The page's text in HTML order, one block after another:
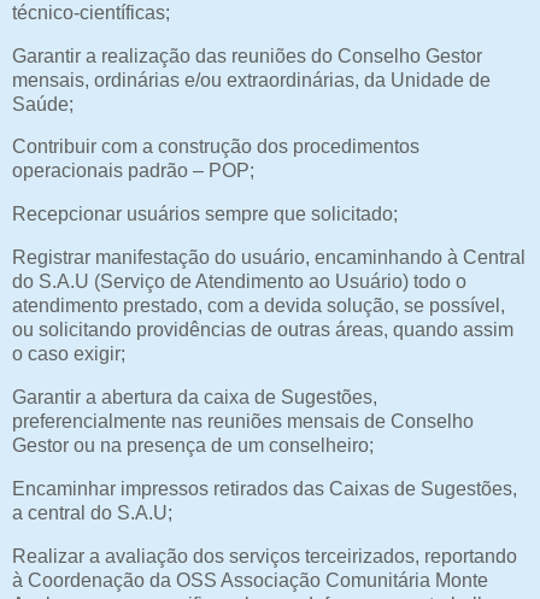
técnico-científicas;
Garantir a realização das reuniões do Conselho Gestor
mensais, ordinárias e/ou extraordinárias, da Unidade de
Saúde;
Contribuir com a construção dos procedimentos
operacionais padrão – POP;
Recepcionar usuários sempre que solicitado;
Registrar manifestação do usuário, encaminhando à Central
do S.A.U (Serviço de Atendimento ao Usuário) todo o
atendimento prestado, com a devida solução, se possível,
ou solicitando providências de outras áreas, quando assim
o caso exigir;
Garantir a abertura da caixa de Sugestões,
preferencialmente nas reuniões mensais de Conselho
Gestor ou na presença de um conselheiro;
Encaminhar impressos retirados das Caixas de Sugestões,
a central do S.A.U;
Realizar a avaliação dos serviços terceirizados, reportando
à Coordenação da OSS Associação Comunitária Monte